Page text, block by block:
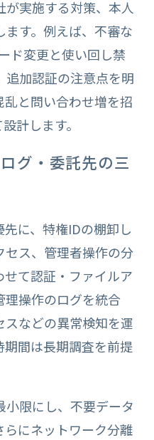
実施する対策、本人
す。例えば、不審な
ド変更と使い回し禁
追加認証の注意点を明
と問い合わせ増を招
計します。
グ・委託先の三
に、特権IDの棚卸し
セス、管理者操作の分
て認証・ファイルア
理操作のログを統合
スなどの異常検知を運
間は長期調査を前提
限にし、不要データ
にネットワーク分離